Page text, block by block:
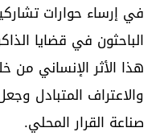
في إرساء حوارات
الباحثون في قضايا
هذا الأثر الإنساني من
والاعتراف المتبادل
صناعة القرار المحلي.